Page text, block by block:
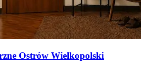
Ostrów Wielkopolski